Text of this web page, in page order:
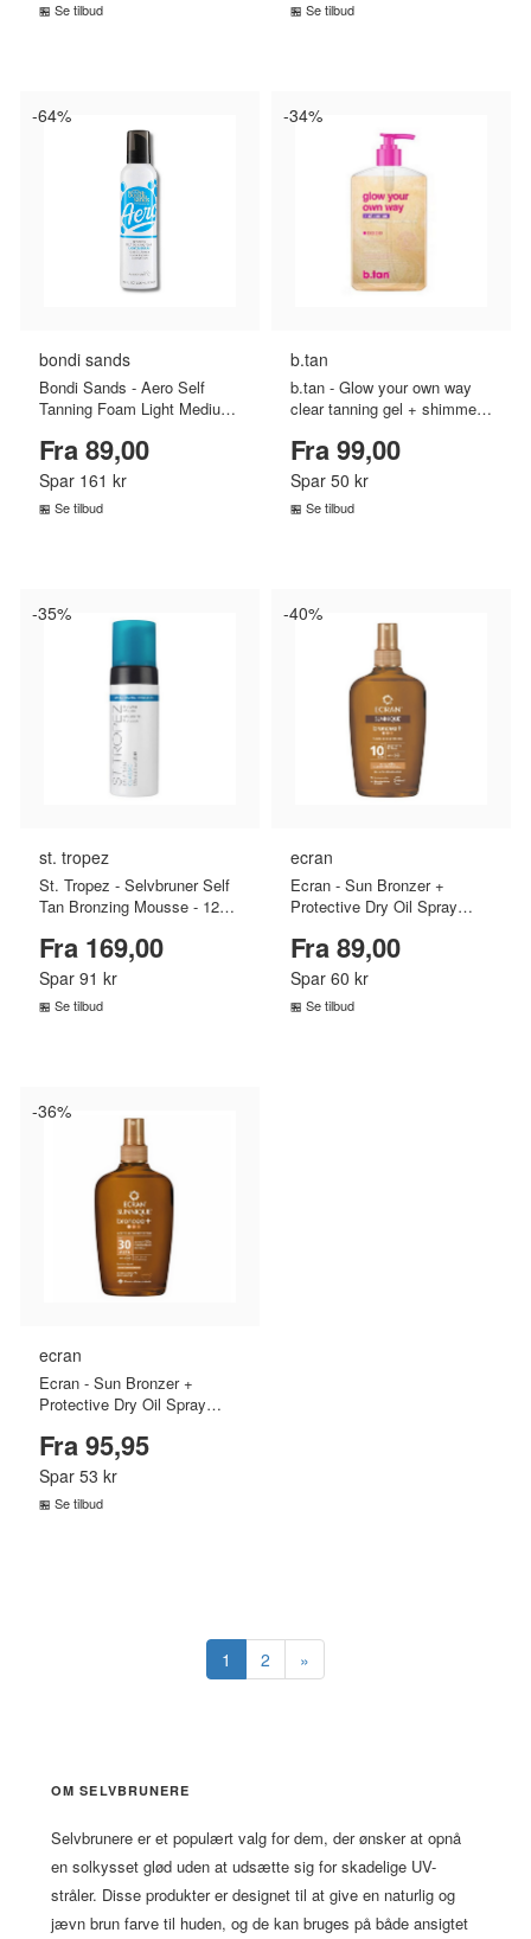
Se tilbud Se tilbud
-64%
bondi sands
Bondi Sands - Aero Self
Tanning Foam Light Medium
Fra 89,00
Spar 161 kr
Se tilbud
-34%
b.tan
b.tan - Glow your own way
clear tanning gel + shimmer -
Fra 99,00
Spar 50 kr
Se tilbud
-35%
st. tropez
St. Tropez - Selvbruner Self
Tan Bronzing Mousse - 120
Fra 169,00
Spar 91 kr
Se tilbud
-40%
ecran
Ecran - Sun Bronzer +
Protective Dry Oil Spray
Fra 89,00
Spar 60 kr
Se tilbud
-36%
ecran
Ecran - Sun Bronzer +
Protective Dry Oil Spray
Fra 95,95
Spar 53 kr
Se tilbud
1 2 »
OM SELVBRUNERE
Selvbrunere er et populært valg for dem, der ønsker at opnå
en solkysset glød uden at udsætte sig for skadelige UV-
stråler. Disse produkter er designet til at give en naturlig og
jævn brun farve til huden, og de kan bruges på både ansigtet